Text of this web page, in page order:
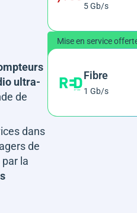
ultra-
de
dans
de
la
5 Gb/s
Mise en service
Fibre
1 Gb/s